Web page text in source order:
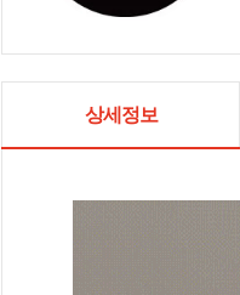
상세정보